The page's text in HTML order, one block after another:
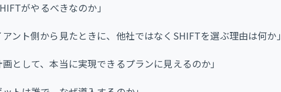
がやるべきなのか」
アント側から見たときに、他社ではなくSHIFTを選ぶ理由は何か」
画として、本当に実現できるプランに見えるのか」